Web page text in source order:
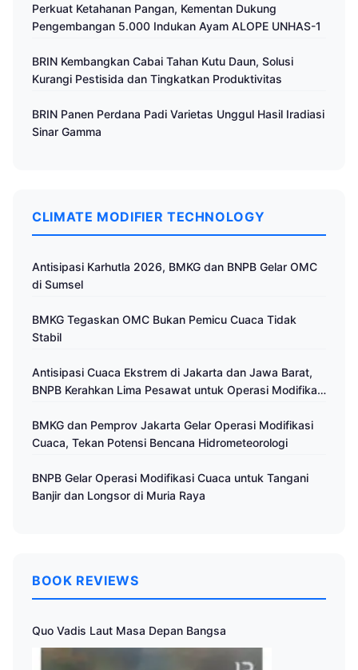
Perkuat Ketahanan Pangan, Kementan Dukung
Pengembangan 5.000 Indukan Ayam ALOPE UNHAS-1
BRIN Kembangkan Cabai Tahan Kutu Daun, Solusi
Kurangi Pestisida dan Tingkatkan Produktivitas
BRIN Panen Perdana Padi Varietas Unggul Hasil Iradiasi
Sinar Gamma
CLIMATE MODIFIER TECHNOLOGY
Antisipasi Karhutla 2026, BMKG dan BNPB Gelar OMC
di Sumsel
BMKG Tegaskan OMC Bukan Pemicu Cuaca Tidak
Stabil
Antisipasi Cuaca Ekstrem di Jakarta dan Jawa Barat,
BNPB Kerahkan Lima Pesawat untuk Operasi Modifikasi
BMKG dan Pemprov Jakarta Gelar Operasi Modifikasi
Cuaca, Tekan Potensi Bencana Hidrometeorologi
BNPB Gelar Operasi Modifikasi Cuaca untuk Tangani
Banjir dan Longsor di Muria Raya
BOOK REVIEWS
Quo Vadis Laut Masa Depan Bangsa